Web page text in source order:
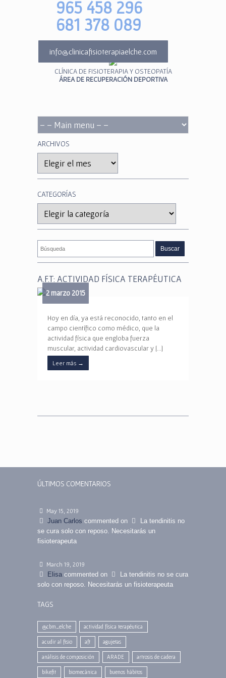
965 458 296
681 378 089
info@clinicafisioterapiaelche.com
CLÍNICA DE FISIOTERAPIA Y OSTEOPATÍA
ÁREA DE RECUPERACIÓN DEPORTIVA
ARCHIVOS
CATEGORÍAS
A.F.T: ACTIVIDAD FÍSICA TERAPÉUTICA
2 marzo 2015
Hoy en día, ya está reconocido, tanto en el
campo científico como médico, que la
actividad física que engloba fuerza
muscular, actividad cardiovascular y […]
Leer más →
ÚLTIMOS COMENTARIOS
May 15, 2019
Juan Carlos commented on
La tendinitis no
se cura solo con reposo. Necesitarás un
fisioterapeuta
March 19, 2019
Elisa commented on
La tendinitis no se cura
solo con reposo. Necesitarás un fisioterapeuta
TAGS
@cbm_elche actividad física terapéutica
acudir al fisio aft agujetas
análisis de composición ARADE artrosis de cadera
bikefit biomecánica buenos hábitos